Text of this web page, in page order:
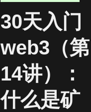
30天入门
web3（第
14讲）：
什么是矿